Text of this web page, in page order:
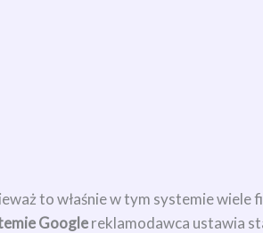
to właśnie w tym systemie wiele
Googlereklamodawca ustawia